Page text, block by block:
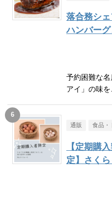
落合務シ
ハンバー
予約困難な
アイ」の味を
通販 食品・
【定期購
定】さく